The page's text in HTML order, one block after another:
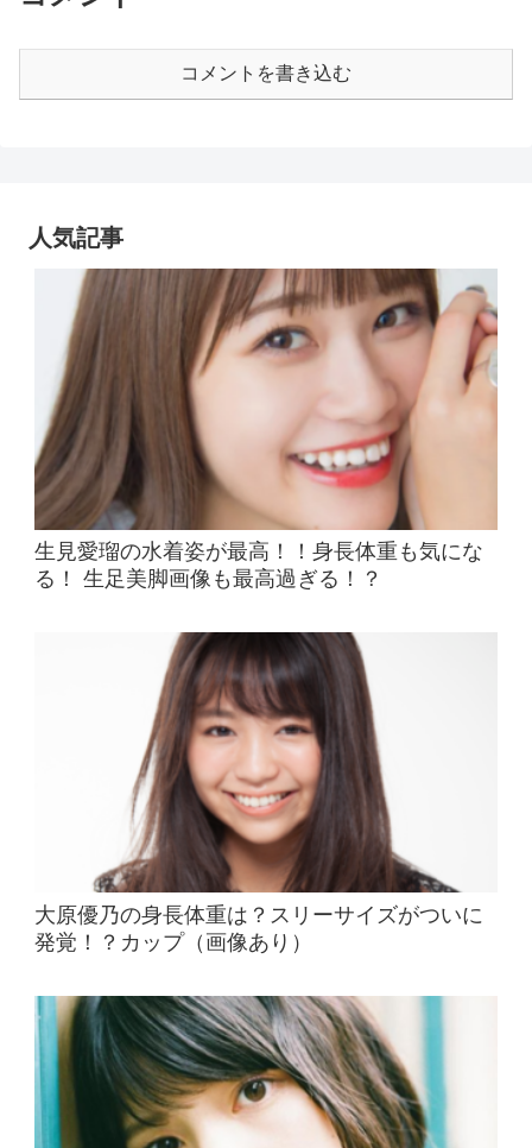
コメントを書き込む
人気記事
生見愛瑠の水着姿が最高！！身長体重も気にな
る！ 生足美脚画像も最高過ぎる！？
大原優乃の身長体重は？スリーサイズがついに
発覚！？カップ（画像あり）